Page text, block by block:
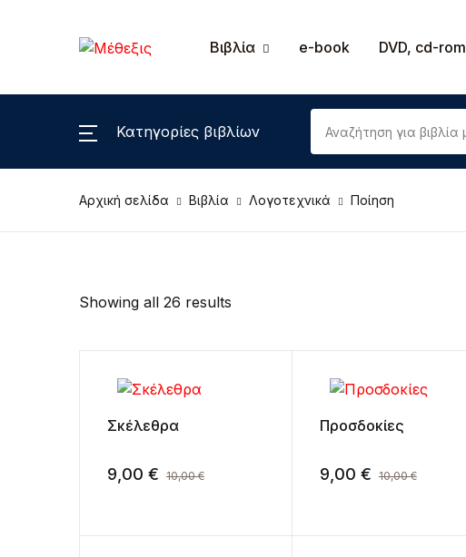
Βιβλία e-book DVD, cd-rom
Κατηγορίες βιβλίων
Αρχική σελίδα Βιβλία Λογοτεχνικά Ποίηση
Showing all 26 results
Σκέλεθρα
9,00 € 10,00€
Προσδοκίες
9,00 € 10,00€